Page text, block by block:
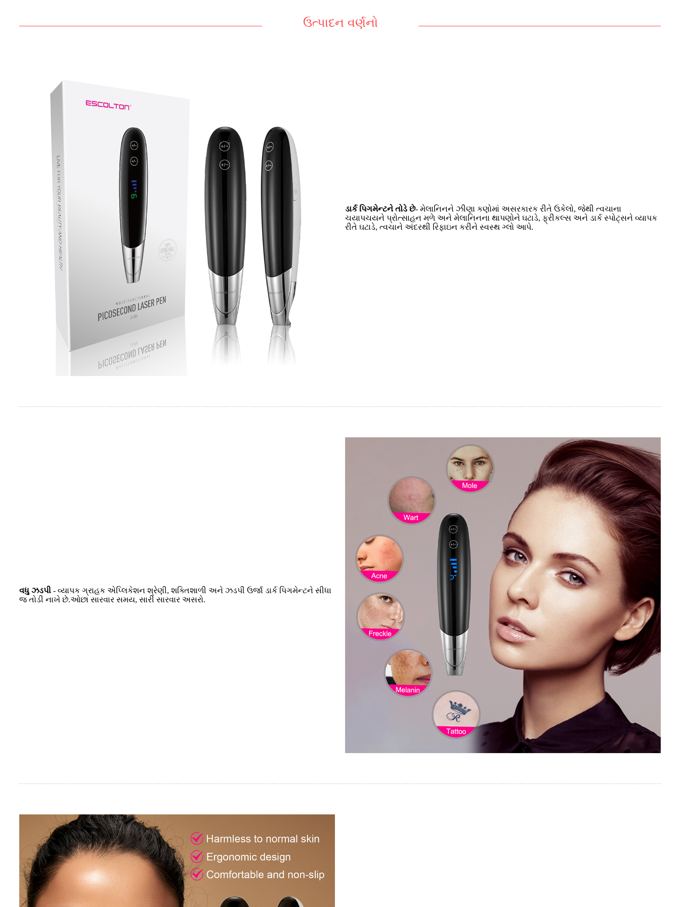
ઉત્પાદન વર્ણનો
ડાર્ક પિગમેન્ટને તોડે છે- મેલાનિનને ઝીણા કણોમાં અસરકારક રીતે ઉકેલો, જેથી ત્વચાના
ચયાપચયને પ્રોત્સાહન મળે અને મેલાનિનના થાપણોને ઘટાડે, ફ્રીકલ્સ અને ડાર્ક સ્પોટ્સને વ્યાપક
રીતે ઘટાડે, ત્વચાને અંદરથી રિફાઇન કરીને સ્વસ્થ ગ્લો આપે.
વધુ ઝડપી - વ્યાપક ગ્રાહક એપ્લિકેશન શ્રેણી, શક્તિશાળી અને ઝડપી ઉર્જા ડાર્ક પિગમેન્ટને સીધા
જ તોડી નાખે છે.ઓછા સારવાર સમય, સારી સારવાર અસરો.